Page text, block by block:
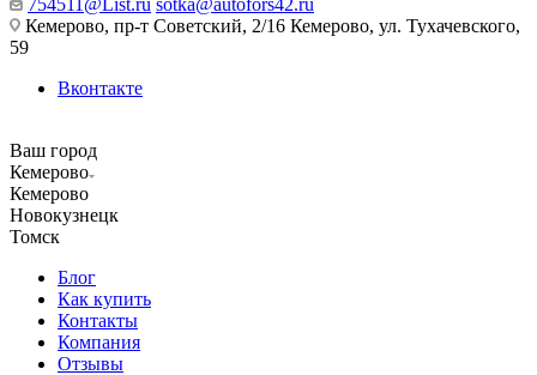
754511@List.ru sotka@autofors42.ru
Кемерово, пр-т Советский, 2/16 Кемерово, ул. Тухачевского,
59
Вконтакте
Ваш город
Кемерово
Кемерово
Новокузнецк
Томск
Блог
Как купить
Контакты
Компания
Отзывы